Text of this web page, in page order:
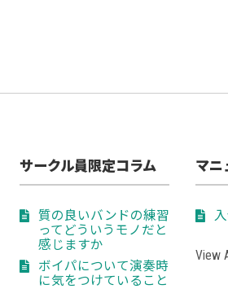
サークル員限定コラム
質の良いバンドの練習
ってどういうモノだと
感じますか
ボイパについて演奏時
に気をつけていること
マニ
View